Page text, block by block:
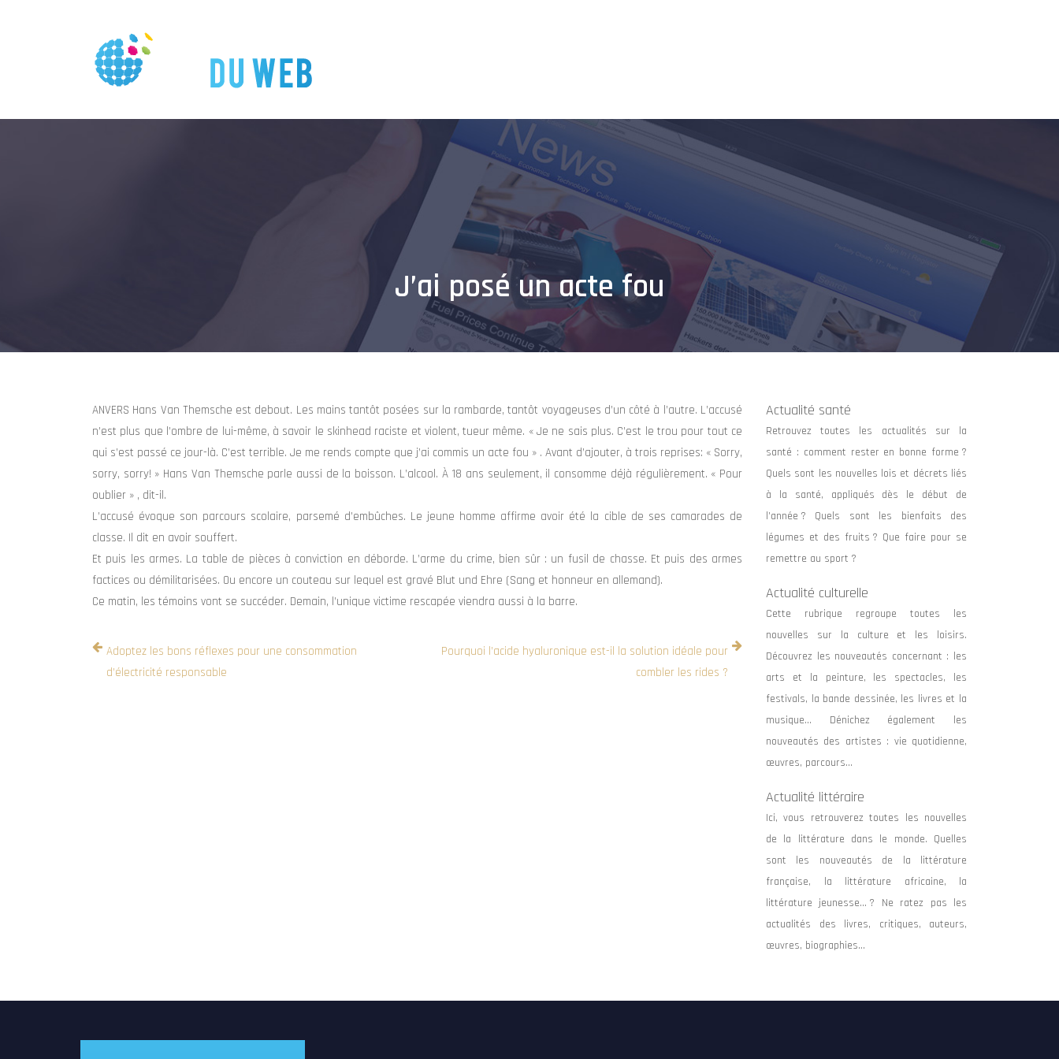
J’ai posé un acte fou
ANVERS Hans Van Themsche est debout. Les mains tantôt posées sur la rambarde, tantôt voyageuses d’un côté à l’autre. L’accusé
n’est plus que l’ombre de lui-même, à savoir le skinhead raciste et violent, tueur même. « Je ne sais plus. C’est le trou pour tout ce
qui s’est passé ce jour-là. C’est terrible. Je me rends compte que j’ai commis un acte fou » . Avant d’ajouter, à trois reprises: « Sorry,
sorry, sorry! » Hans Van Themsche parle aussi de la boisson. L’alcool. À 18 ans seulement, il consomme déjà régulièrement. « Pour
oublier » , dit-il.
L’accusé évoque son parcours scolaire, parsemé d’embûches. Le jeune homme affirme avoir été la cible de ses camarades de
classe. Il dit en avoir souffert.
Et puis les armes. La table de pièces à conviction en déborde. L’arme du crime, bien sûr : un fusil de chasse. Et puis des armes
factices ou démilitarisées. Ou encore un couteau sur lequel est gravé Blut und Ehre (Sang et honneur en allemand).
Ce matin, les témoins vont se succéder. Demain, l’unique victime rescapée viendra aussi à la barre.
Adoptez les bons réflexes pour une consommation
d’électricité responsable
Pourquoi l’acide hyaluronique est-il la solution idéale pour
combler les rides ?
Actualité santé
Retrouvez toutes les actualités sur la
santé : comment rester en bonne forme ?
Quels sont les nouvelles lois et décrets liés
à la santé, appliqués dès le début de
l’année ? Quels sont les bienfaits des
légumes et des fruits ? Que faire pour se
remettre au sport ?
Actualité culturelle
Cette rubrique regroupe toutes les
nouvelles sur la culture et les loisirs.
Découvrez les nouveautés concernant : les
arts et la peinture, les spectacles, les
festivals, la bande dessinée, les livres et la
musique… Dénichez également les
nouveautés des artistes : vie quotidienne,
œuvres, parcours…
Actualité littéraire
Ici, vous retrouverez toutes les nouvelles
de la littérature dans le monde. Quelles
sont les nouveautés de la littérature
française, la littérature africaine, la
littérature jeunesse… ? Ne ratez pas les
actualités des livres, critiques, auteurs,
œuvres, biographies…